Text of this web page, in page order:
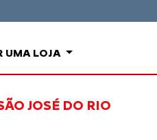
UMA LOJA
JOSÉ DO RIO